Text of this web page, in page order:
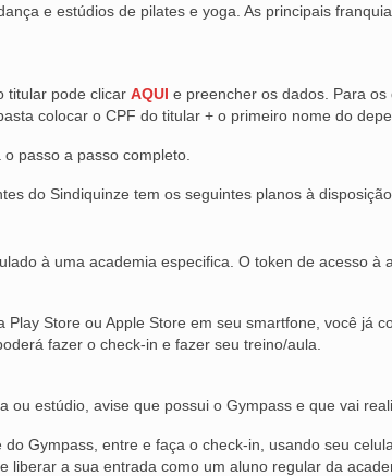
e estúdios de pilates e yoga. As principais
titular pode clicar AQUI e preencher os dados. Para
colocar o CPF do titular + o primeiro nome do
o passo a passo completo.
do Sindiquinze tem os seguintes planos à
à uma academia especifica. O token de acesso
Play Store ou Apple Store em seu smartfone, você já
fazer o check-in e fazer seu treino/aula.
ou estúdio, avise que possui o Gympass e que vai
Gympass, entre e faça o check-in, usando seu
liberar a sua entrada como um aluno regular da